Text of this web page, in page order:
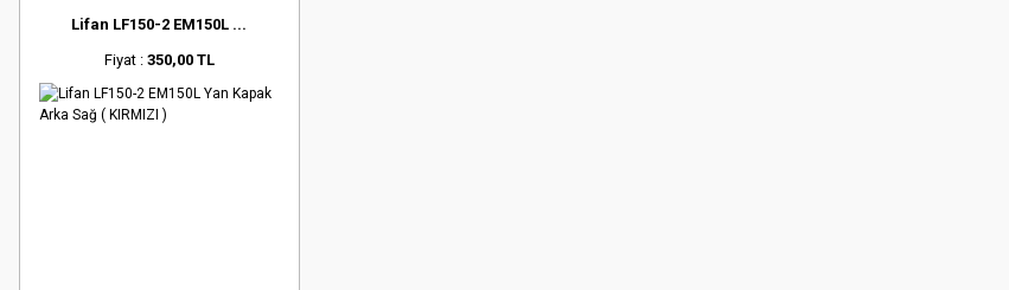
Lifan LF150-2 EM150L ...
Fiyat : 350,00 TL